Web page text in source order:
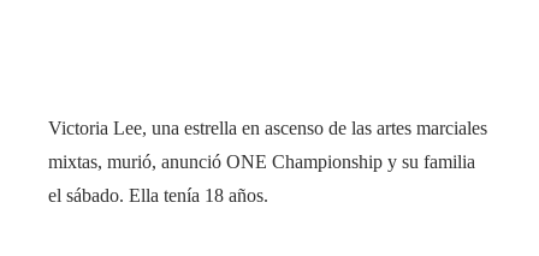
Victoria Lee, una estrella en ascenso de las artes marciales
mixtas, murió, anunció ONE Championship y su familia
el sábado. Ella tenía 18 años.